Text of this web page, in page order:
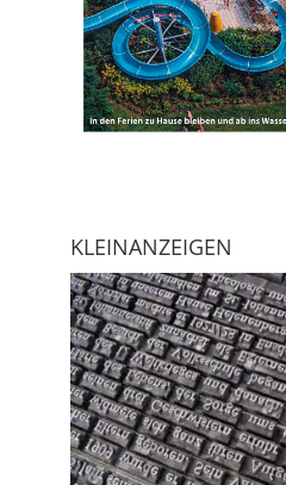
KLEINANZEIGEN